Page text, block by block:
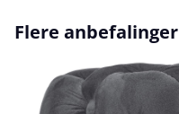
Hopp over produktgalleri
Flere anbefalinger